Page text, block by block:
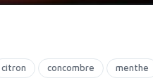
citron concombre menthe